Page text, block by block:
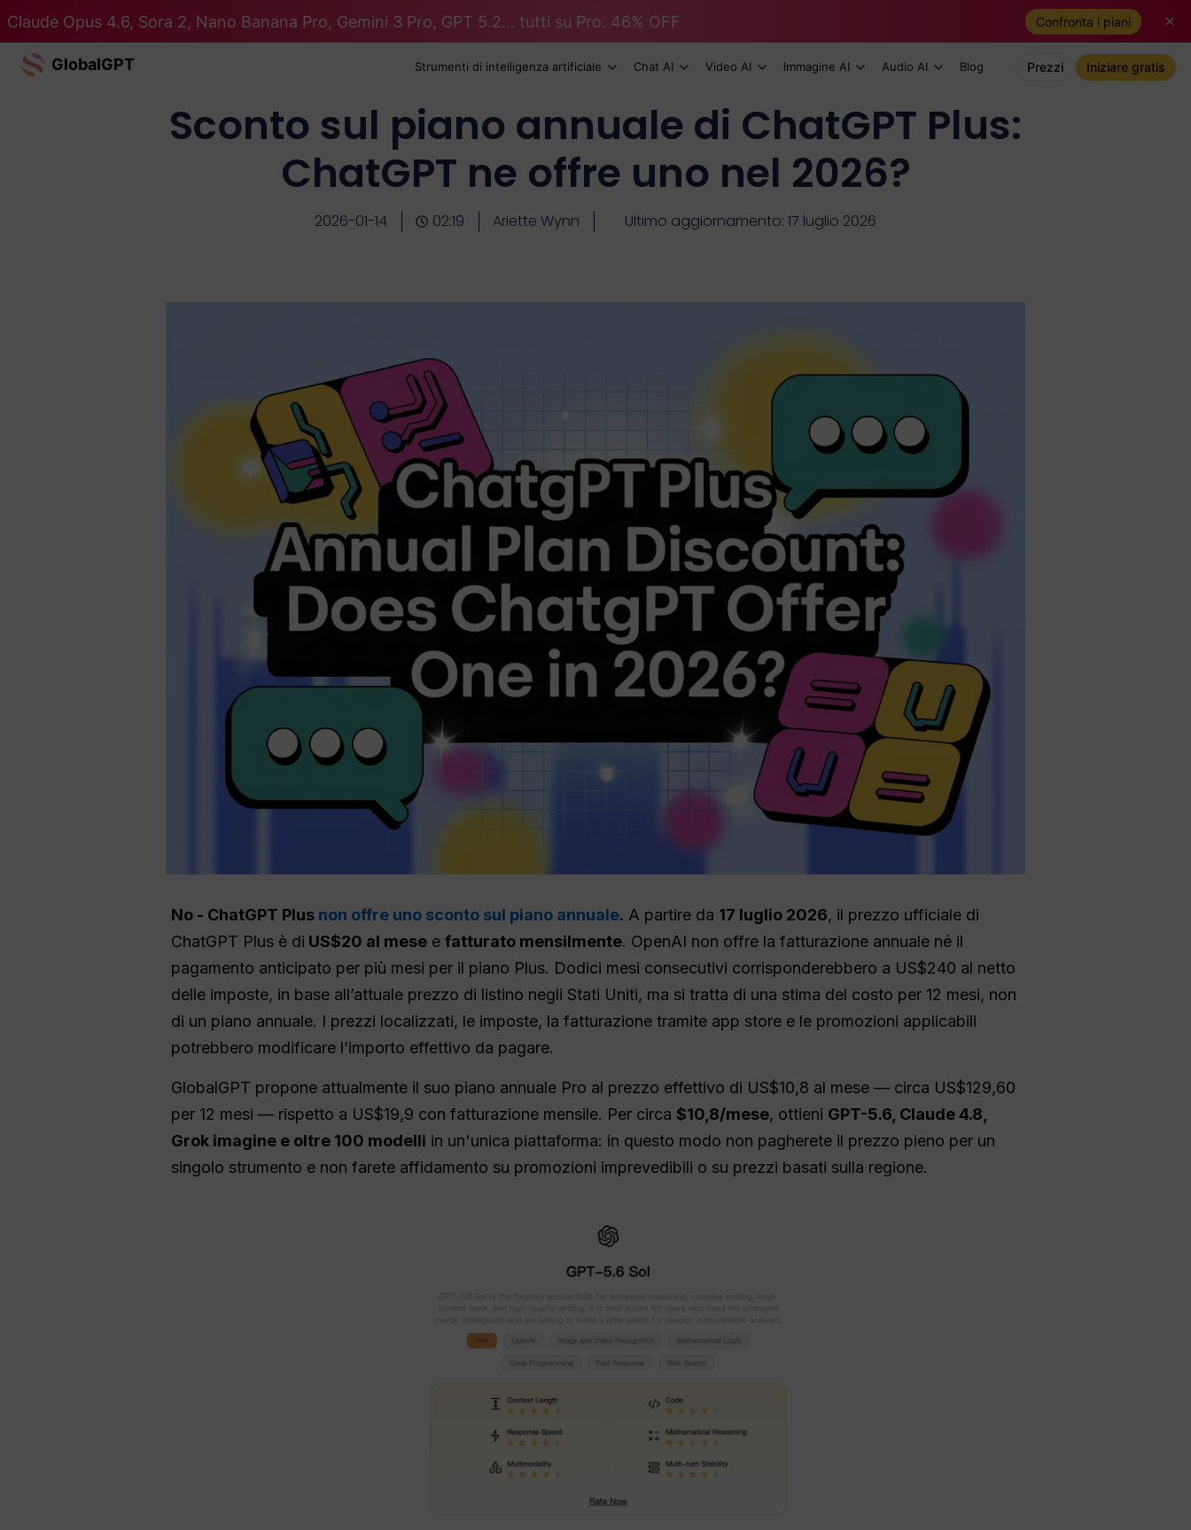
Claude Opus 4.6, Sora 2, Nano Banana Pro, Gemini 3 Pro, GPT 5.2... tutti su Pro. 46% OFF Confronta i piani
GlobalGPT Strumenti di intelligenza artificiale Chat AI Video AI Immagine AI Audio AI Blog Prezzi Iniziare gratis
Sconto sul piano annuale di ChatGPT Plus:
ChatGPT ne offre uno nel 2026?
2026-01-14 02:19 Ariette Wynn Ultimo aggiornamento: 17 luglio 2026
No - ChatGPT Plus non offre uno sconto sul piano annuale. A partire da 17 luglio 2026, il prezzo ufficiale di
ChatGPT Plus è di US$20 al mese e fatturato mensilmente. OpenAI non offre la fatturazione annuale né il
pagamento anticipato per più mesi per il piano Plus. Dodici mesi consecutivi corrisponderebbero a US$240 al netto
delle imposte, in base all’attuale prezzo di listino negli Stati Uniti, ma si tratta di una stima del costo per 12 mesi, non
di un piano annuale. I prezzi localizzati, le imposte, la fatturazione tramite app store e le promozioni applicabili
potrebbero modificare l’importo effettivo da pagare.
GlobalGPT propone attualmente il suo piano annuale Pro al prezzo effettivo di US$10,8 al mese — circa US$129,60
per 12 mesi — rispetto a US$19,9 con fatturazione mensile. Per circa $10,8/mese, ottieni GPT-5.6, Claude 4.8,
Grok imagine e oltre 100 modelli in un'unica piattaforma: in questo modo non pagherete il prezzo pieno per un
singolo strumento e non farete affidamento su promozioni imprevedibili o su prezzi basati sulla regione.